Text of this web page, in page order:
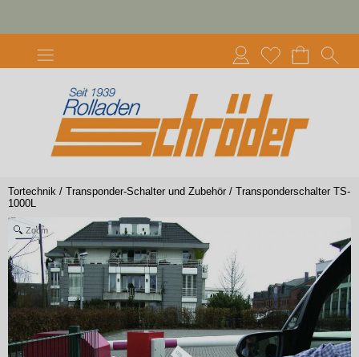
Tortechnik / Transponder-Schalter und Zubehör / Transponderschalter TS-
1000L
Zoom